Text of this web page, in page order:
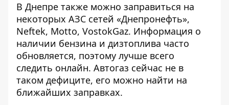
В Днепре также можно заправиться на
некоторых АЗС сетей «Днепронефть»,
Neftek, Motto, VostokGaz. Информация о
наличии бензина и дизтоплива часто
обновляется, поэтому лучше всего
следить онлайн. Автогаз сейчас не в
таком дефиците, его можно найти на
ближайших заправках.